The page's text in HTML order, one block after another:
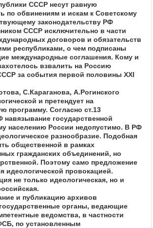
СССР несут равную
по обвинениям и искам к Советскому
законодательству РФ
СССР исключительно в части
договоров и обязательств
республиками, о чем подписаны
международные соглашения. Кому и
взвалить на Россию
за события первой половины ХХI
С.Караганова, А.Рогинского
и претендует на
программу. Согласно ст.13
навязывание государственной
населению России недопустимо. В РФ
разнообразие. Подобная
общественной в рамках
гражданских объединений, но
Поэтому само предложение
идеологической провокацией.
не только идеологическая, но и
и публикацию архивов
органы, ведающие
ведомства, в частности
по установленным